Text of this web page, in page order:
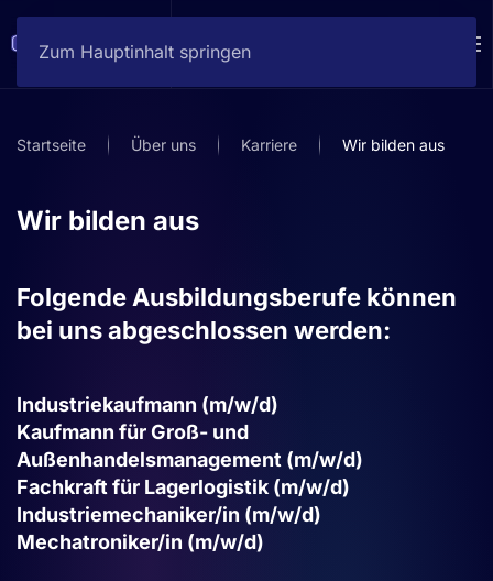
Zum Hauptinhalt springen
Startseite Über uns Karriere Wir bilden aus
Wir bilden aus
Folgende Ausbildungsberufe können
bei uns abgeschlossen werden:
Industriekaufmann (m/w/d)
Kaufmann für Groß- und
Außenhandelsmanagement (m/w/d)
Fachkraft für Lagerlogistik (m/w/d)
Industriemechaniker/in (m/w/d)
Mechatroniker/in (m/w/d)